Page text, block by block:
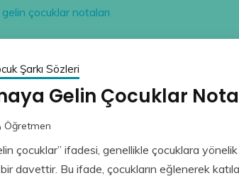
çocuklar notaları
Şarkı Sözleri
Gelin Çocuklar
Öğretmen
çocuklar” ifadesi, genellikle çocuklara
davettir. Bu ifade, çocukların eğlenerek